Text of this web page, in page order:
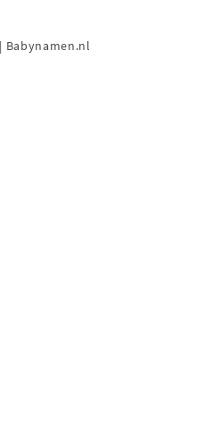
Babynamen.nl